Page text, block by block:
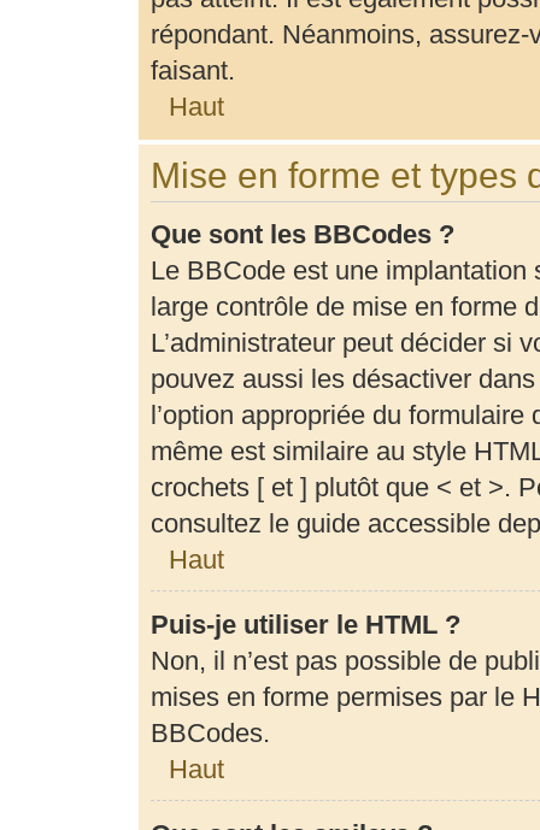
répondant. Néanmoins,
faisant.
Haut
Mise en forme et types
Que sont les BBCodes ?
Le BBCode est une
large contrôle de mise en forme
L’administrateur peut décider si
pouvez aussi les désactiver
l’option appropriée du
même est similaire au style
crochets [ et ] plutôt que < et >.
consultez le guide accessible
Haut
Puis-je utiliser le HTML ?
Non, il n’est pas possible de
mises en forme permises par le
BBCodes.
Haut